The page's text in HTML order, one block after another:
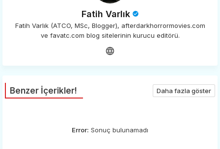
Fatih Varlık
Fatih Varlık (ATCO, MSc, Blogger), afterdarkhorrormovies.com
ve favatc.com blog sitelerinin kurucu editörü.
Benzer İçerikler! Daha fazla göster
Error: Sonuç bulunamadı